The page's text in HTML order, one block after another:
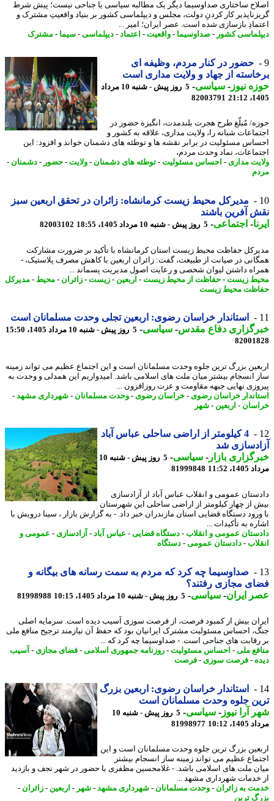
ساختاری صداوسیما دیگر یک مطالبه سیاسی یا جناحی نیست؛ پیش شرط
کار کردنِ دولت، مجلس و دیپلماسی کشور بر بنیاد واقعیتِ مشترک و
بازسازی شده است. عصر ایران؛ امیر ...
کشور-صداوسیما-واقعیت-اعتماد-دیپلماسی-سیما-مشترک
حضور در کنار مردم، وظیفه ای
از جهاد و ولایت مداری است
نیوز-سیاسی-
5 روز پیش - شنبه 10 مرداد
82003791
مُبلّغ طرح هجرت بلندمدت، انگیزه حضور در
شبانه را، ولایت مداری، علاقه به کشور و
مسئولیت در برابر نقشه ها و توطئه های دشمنان خواند و افزود: این
نماد وحدت مردم،
مداری- احساس مسئولیت-توطئه های دشمنان-ولایت-حضور-دشمنان-
مدیرکل محیط زیست کرمانشاه: زائران در تحقق اربعین سبز
آفرین باشند
-اجتماعی-5 روز پیش - شنبه 10 مرداد 1405، 18:55 82003102
حفاظت محیط زیست استان کرمانشاه با تأکید بر ضرورت مشارکت
در صیانت از طبیعت، گفت: زائران اربعین با کاهش مصرف پلاستیک، -
داشتن لیوان شخصی و رعایت اصول مدیریت پسماند ...
زیست-حفاظت از محیط زیست-اربعین -زیست-زائران- محیط-مدیرکل
محیط زیست
استاندار خراسان رضوی: اربعین تجلی وحدت مسلمانان است
دفاع مقدس-سیاسی-5 روز پیش - شنبه 10 مرداد 1405، 15:50
بزرگ ترین جلوه وحدت مسلمانان است و این اجتماع عظیم می تواند زمینه
انسجام بیشتر میان ملت های اسلامی باشد. امیدواریم این همدلی و وحدت به
نهایی جبهه مقاومت و عزت روزافزون ...
خراسان رضوی-خراسان رضوی-وحدت مسلمانان-شهرداری مشهد-
-اربعین -شهر
4 کیلومتر از اراضی ساحلی عباس آباد
شد
بازار- سیاسی-
5 روز پیش - شنبه 10
11:52
81999848
عمومی و انقلاب عباس آباد از آزادسازی
از چهار کیلومتر از اراضی ساحلی این شهرستان
دستگاه قضایی استان مازندران خبر داد. - به گزارش بازار ، سینا درویش با
به تأکیدات ...
عمومی و انقلاب-دستگاه قضایی-عباس آباد- آزادسازی- عمومی و
-دادستان عمومی-دستگاه
صداوسیما چه کرد که مردم به سمت رسانه های بیگانه و
مجازی رفتند؟
ایران- سیاسی-5 روز پیش - شنبه 10 مرداد 1405، 10:15 81998988
بیش از کمبود فرصت، از فرصت سوزی آسیب دیده است. سرمایه اصلی
احساس مسئولیت مشترک ایرانیان بود که حفظ آن نیازمند ترجیح منافع ملی
های جناحی است. - صداوسیما چه کرد که ...
ملی -احساس مسئولیت-روزنامه جمهوری اسلامی-فضای مجازی- آسیب
-فرصت سوزی- فرصت
استاندار خراسان رضوی: اربعین بزرگ
جلوه وحدت مسلمانان است
آرا نیوز-سیاسی-
5 روز پیش - شنبه 10
10:12
81998977
بزرگ ترین جلوه وحدت مسلمانان است و این
عظیم می تواند زمینه ساز انسجام بیشتر
ملت های اسلامی باشد. - غلامحسین مظفری با حضور در شهر نجف و بازدید
شهرداری مشهد ...
به زائران- وحدت مسلمانان-شهرداری مشهد-شهر -اربعین -زائران-
ترین